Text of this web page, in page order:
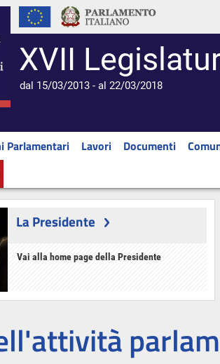
XVII
dal 15/03/2013 - al 22/03/2018
Parlamentari Lavori Documenti
La Presidente
Vai alla home page della Presidente